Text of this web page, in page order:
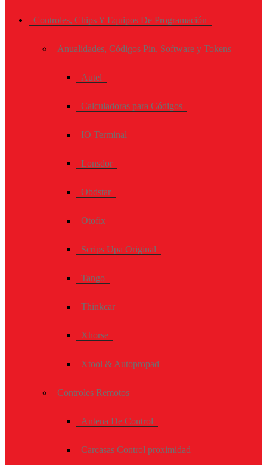
Controles, Chips Y Equipos De Programación
Anualidades, Códigos Pin, Software y Tokens
Autel
Calculadoras para Códigos
IO Terminal
Lonsdor
Obdstar
Otofix
Scrips Upa Original
Tango
Thinkcar
Xhorse
Xtool & Autopropad
Controles Remotos
Antena De Control
Carcasas Control proximidad